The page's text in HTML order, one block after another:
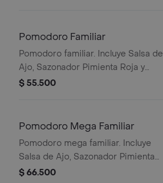
Pomodoro Familiar
Pomodoro familiar. Incluye Salsa de
Ajo, Sazonador Pimienta Roja y
Pepperoncini.
$ 55.500
Pomodoro Mega Familiar
Pomodoro mega familiar. Incluye
Salsa de Ajo, Sazonador Pimienta
Roja y Pepperoncini.
$ 66.500